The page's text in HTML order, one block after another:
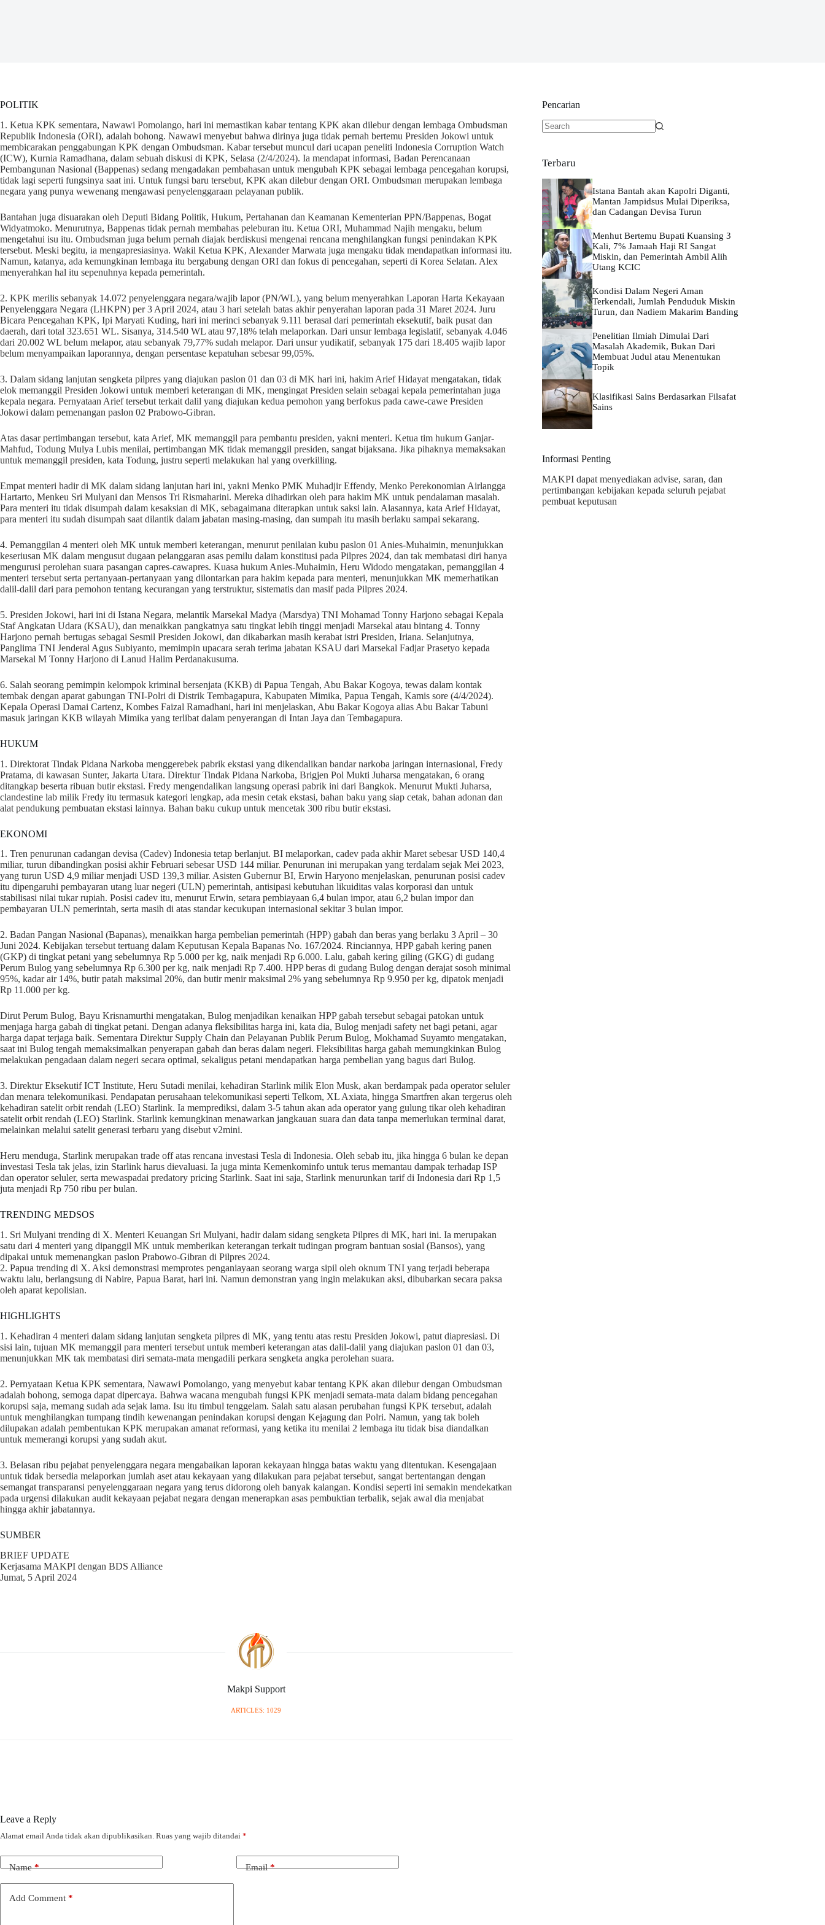
POLITIK
1. Ketua KPK sementara, Nawawi Pomolango, hari ini memastikan kabar tentang KPK akan dilebur dengan lembaga Ombudsman
Republik Indonesia (ORI), adalah bohong. Nawawi menyebut bahwa dirinya juga tidak pernah bertemu Presiden Jokowi untuk
membicarakan penggabungan KPK dengan Ombudsman. Kabar tersebut muncul dari ucapan peneliti Indonesia Corruption Watch
(ICW), Kurnia Ramadhana, dalam sebuah diskusi di KPK, Selasa (2/4/2024). Ia mendapat informasi, Badan Perencanaan
Pembangunan Nasional (Bappenas) sedang mengadakan pembahasan untuk mengubah KPK sebagai lembaga pencegahan korupsi,
tidak lagi seperti fungsinya saat ini. Untuk fungsi baru tersebut, KPK akan dilebur dengan ORI. Ombudsman merupakan lembaga
negara yang punya wewenang mengawasi penyelenggaraan pelayanan publik.
Bantahan juga disuarakan oleh Deputi Bidang Politik, Hukum, Pertahanan dan Keamanan Kementerian PPN/Bappenas, Bogat
Widyatmoko. Menurutnya, Bappenas tidak pernah membahas peleburan itu. Ketua ORI, Muhammad Najih mengaku, belum
mengetahui isu itu. Ombudsman juga belum pernah diajak berdiskusi mengenai rencana menghilangkan fungsi penindakan KPK
tersebut. Meski begitu, ia mengapresiasinya. Wakil Ketua KPK, Alexander Marwata juga mengaku tidak mendapatkan informasi itu.
Namun, katanya, ada kemungkinan lembaga itu bergabung dengan ORI dan fokus di pencegahan, seperti di Korea Selatan. Alex
menyerahkan hal itu sepenuhnya kepada pemerintah.
2. KPK merilis sebanyak 14.072 penyelenggara negara/wajib lapor (PN/WL), yang belum menyerahkan Laporan Harta Kekayaan
Penyelenggara Negara (LHKPN) per 3 April 2024, atau 3 hari setelah batas akhir penyerahan laporan pada 31 Maret 2024. Juru
Bicara Pencegahan KPK, Ipi Maryati Kuding, hari ini merinci sebanyak 9.111 berasal dari pemerintah eksekutif, baik pusat dan
daerah, dari total 323.651 WL. Sisanya, 314.540 WL atau 97,18% telah melaporkan. Dari unsur lembaga legislatif, sebanyak 4.046
dari 20.002 WL belum melapor, atau sebanyak 79,77% sudah melapor. Dari unsur yudikatif, sebanyak 175 dari 18.405 wajib lapor
belum menyampaikan laporannya, dengan persentase kepatuhan sebesar 99,05%.
3. Dalam sidang lanjutan sengketa pilpres yang diajukan paslon 01 dan 03 di MK hari ini, hakim Arief Hidayat mengatakan, tidak
elok memanggil Presiden Jokowi untuk memberi keterangan di MK, mengingat Presiden selain sebagai kepala pemerintahan juga
kepala negara. Pernyataan Arief tersebut terkait dalil yang diajukan kedua pemohon yang berfokus pada cawe-cawe Presiden
Jokowi dalam pemenangan paslon 02 Prabowo-Gibran.
Atas dasar pertimbangan tersebut, kata Arief, MK memanggil para pembantu presiden, yakni menteri. Ketua tim hukum Ganjar-
Mahfud, Todung Mulya Lubis menilai, pertimbangan MK tidak memanggil presiden, sangat bijaksana. Jika pihaknya memaksakan
untuk memanggil presiden, kata Todung, justru seperti melakukan hal yang overkilling.
Empat menteri hadir di MK dalam sidang lanjutan hari ini, yakni Menko PMK Muhadjir Effendy, Menko Perekonomian Airlangga
Hartarto, Menkeu Sri Mulyani dan Mensos Tri Rismaharini. Mereka dihadirkan oleh para hakim MK untuk pendalaman masalah.
Para menteri itu tidak disumpah dalam kesaksian di MK, sebagaimana diterapkan untuk saksi lain. Alasannya, kata Arief Hidayat,
para menteri itu sudah disumpah saat dilantik dalam jabatan masing-masing, dan sumpah itu masih berlaku sampai sekarang.
4. Pemanggilan 4 menteri oleh MK untuk memberi keterangan, menurut penilaian kubu paslon 01 Anies-Muhaimin, menunjukkan
keseriusan MK dalam mengusut dugaan pelanggaran asas pemilu dalam konstitusi pada Pilpres 2024, dan tak membatasi diri hanya
mengurusi perolehan suara pasangan capres-cawapres. Kuasa hukum Anies-Muhaimin, Heru Widodo mengatakan, pemanggilan 4
menteri tersebut serta pertanyaan-pertanyaan yang dilontarkan para hakim kepada para menteri, menunjukkan MK memerhatikan
dalil-dalil dari para pemohon tentang kecurangan yang terstruktur, sistematis dan masif pada Pilpres 2024.
5. Presiden Jokowi, hari ini di Istana Negara, melantik Marsekal Madya (Marsdya) TNI Mohamad Tonny Harjono sebagai Kepala
Staf Angkatan Udara (KSAU), dan menaikkan pangkatnya satu tingkat lebih tinggi menjadi Marsekal atau bintang 4. Tonny
Harjono pernah bertugas sebagai Sesmil Presiden Jokowi, dan dikabarkan masih kerabat istri Presiden, Iriana. Selanjutnya,
Panglima TNI Jenderal Agus Subiyanto, memimpin upacara serah terima jabatan KSAU dari Marsekal Fadjar Prasetyo kepada
Marsekal M Tonny Harjono di Lanud Halim Perdanakusuma.
6. Salah seorang pemimpin kelompok kriminal bersenjata (KKB) di Papua Tengah, Abu Bakar Kogoya, tewas dalam kontak
tembak dengan aparat gabungan TNI-Polri di Distrik Tembagapura, Kabupaten Mimika, Papua Tengah, Kamis sore (4/4/2024).
Kepala Operasi Damai Cartenz, Kombes Faizal Ramadhani, hari ini menjelaskan, Abu Bakar Kogoya alias Abu Bakar Tabuni
masuk jaringan KKB wilayah Mimika yang terlibat dalam penyerangan di Intan Jaya dan Tembagapura.
HUKUM
1. Direktorat Tindak Pidana Narkoba menggerebek pabrik ekstasi yang dikendalikan bandar narkoba jaringan internasional, Fredy
Pratama, di kawasan Sunter, Jakarta Utara. Direktur Tindak Pidana Narkoba, Brigjen Pol Mukti Juharsa mengatakan, 6 orang
ditangkap beserta ribuan butir ekstasi. Fredy mengendalikan langsung operasi pabrik ini dari Bangkok. Menurut Mukti Juharsa,
clandestine lab milik Fredy itu termasuk kategori lengkap, ada mesin cetak ekstasi, bahan baku yang siap cetak, bahan adonan dan
alat pendukung pembuatan ekstasi lainnya. Bahan baku cukup untuk mencetak 300 ribu butir ekstasi.
EKONOMI
1. Tren penurunan cadangan devisa (Cadev) Indonesia tetap berlanjut. BI melaporkan, cadev pada akhir Maret sebesar USD 140,4
miliar, turun dibandingkan posisi akhir Februari sebesar USD 144 miliar. Penurunan ini merupakan yang terdalam sejak Mei 2023,
yang turun USD 4,9 miliar menjadi USD 139,3 miliar. Asisten Gubernur BI, Erwin Haryono menjelaskan, penurunan posisi cadev
itu dipengaruhi pembayaran utang luar negeri (ULN) pemerintah, antisipasi kebutuhan likuiditas valas korporasi dan untuk
stabilisasi nilai tukar rupiah. Posisi cadev itu, menurut Erwin, setara pembiayaan 6,4 bulan impor, atau 6,2 bulan impor dan
pembayaran ULN pemerintah, serta masih di atas standar kecukupan internasional sekitar 3 bulan impor.
2. Badan Pangan Nasional (Bapanas), menaikkan harga pembelian pemerintah (HPP) gabah dan beras yang berlaku 3 April – 30
Juni 2024. Kebijakan tersebut tertuang dalam Keputusan Kepala Bapanas No. 167/2024. Rinciannya, HPP gabah kering panen
(GKP) di tingkat petani yang sebelumnya Rp 5.000 per kg, naik menjadi Rp 6.000. Lalu, gabah kering giling (GKG) di gudang
Perum Bulog yang sebelumnya Rp 6.300 per kg, naik menjadi Rp 7.400. HPP beras di gudang Bulog dengan derajat sosoh minimal
95%, kadar air 14%, butir patah maksimal 20%, dan butir menir maksimal 2% yang sebelumnya Rp 9.950 per kg, dipatok menjadi
Rp 11.000 per kg.
Dirut Perum Bulog, Bayu Krisnamurthi mengatakan, Bulog menjadikan kenaikan HPP gabah tersebut sebagai patokan untuk
menjaga harga gabah di tingkat petani. Dengan adanya fleksibilitas harga ini, kata dia, Bulog menjadi safety net bagi petani, agar
harga dapat terjaga baik. Sementara Direktur Supply Chain dan Pelayanan Publik Perum Bulog, Mokhamad Suyamto mengatakan,
saat ini Bulog tengah memaksimalkan penyerapan gabah dan beras dalam negeri. Fleksibilitas harga gabah memungkinkan Bulog
melakukan pengadaan dalam negeri secara optimal, sekaligus petani mendapatkan harga pembelian yang bagus dari Bulog.
3. Direktur Eksekutif ICT Institute, Heru Sutadi menilai, kehadiran Starlink milik Elon Musk, akan berdampak pada operator seluler
dan menara telekomunikasi. Pendapatan perusahaan telekomunikasi seperti Telkom, XL Axiata, hingga Smartfren akan tergerus oleh
kehadiran satelit orbit rendah (LEO) Starlink. Ia memprediksi, dalam 3-5 tahun akan ada operator yang gulung tikar oleh kehadiran
satelit orbit rendah (LEO) Starlink. Starlink kemungkinan menawarkan jangkauan suara dan data tanpa memerlukan terminal darat,
melainkan melalui satelit generasi terbaru yang disebut v2mini.
Heru menduga, Starlink merupakan trade off atas rencana investasi Tesla di Indonesia. Oleh sebab itu, jika hingga 6 bulan ke depan
investasi Tesla tak jelas, izin Starlink harus dievaluasi. Ia juga minta Kemenkominfo untuk terus memantau dampak terhadap ISP
dan operator seluler, serta mewaspadai predatory pricing Starlink. Saat ini saja, Starlink menurunkan tarif di Indonesia dari Rp 1,5
juta menjadi Rp 750 ribu per bulan.
TRENDING MEDSOS
1. Sri Mulyani trending di X. Menteri Keuangan Sri Mulyani, hadir dalam sidang sengketa Pilpres di MK, hari ini. Ia merupakan
satu dari 4 menteri yang dipanggil MK untuk memberikan keterangan terkait tudingan program bantuan sosial (Bansos), yang
dipakai untuk memenangkan paslon Prabowo-Gibran di Pilpres 2024.
2. Papua trending di X. Aksi demonstrasi memprotes penganiayaan seorang warga sipil oleh oknum TNI yang terjadi beberapa
waktu lalu, berlangsung di Nabire, Papua Barat, hari ini. Namun demonstran yang ingin melakukan aksi, dibubarkan secara paksa
oleh aparat kepolisian.
HIGHLIGHTS
1. Kehadiran 4 menteri dalam sidang lanjutan sengketa pilpres di MK, yang tentu atas restu Presiden Jokowi, patut diapresiasi. Di
sisi lain, tujuan MK memanggil para menteri tersebut untuk memberi keterangan atas dalil-dalil yang diajukan paslon 01 dan 03,
menunjukkan MK tak membatasi diri semata-mata mengadili perkara sengketa angka perolehan suara.
2. Pernyataan Ketua KPK sementara, Nawawi Pomolango, yang menyebut kabar tentang KPK akan dilebur dengan Ombudsman
adalah bohong, semoga dapat dipercaya. Bahwa wacana mengubah fungsi KPK menjadi semata-mata dalam bidang pencegahan
korupsi saja, memang sudah ada sejak lama. Isu itu timbul tenggelam. Salah satu alasan perubahan fungsi KPK tersebut, adalah
untuk menghilangkan tumpang tindih kewenangan penindakan korupsi dengan Kejagung dan Polri. Namun, yang tak boleh
dilupakan adalah pembentukan KPK merupakan amanat reformasi, yang ketika itu menilai 2 lembaga itu tidak bisa diandalkan
untuk memerangi korupsi yang sudah akut.
3. Belasan ribu pejabat penyelenggara negara mengabaikan laporan kekayaan hingga batas waktu yang ditentukan. Kesengajaan
untuk tidak bersedia melaporkan jumlah aset atau kekayaan yang dilakukan para pejabat tersebut, sangat bertentangan dengan
semangat transparansi penyelenggaraan negara yang terus didorong oleh banyak kalangan. Kondisi seperti ini semakin mendekatkan
pada urgensi dilakukan audit kekayaan pejabat negara dengan menerapkan asas pembuktian terbalik, sejak awal dia menjabat
hingga akhir jabatannya.
SUMBER
BRIEF UPDATE
Kerjasama MAKPI dengan BDS Alliance
Jumat, 5 April 2024
Makpi Support
ARTICLES: 1029
Pencarian
Terbaru
Istana Bantah akan Kapolri Diganti,
Mantan Jampidsus Mulai Diperiksa,
dan Cadangan Devisa Turun
Menhut Bertemu Bupati Kuansing 3
Kali, 7% Jamaah Haji RI Sangat
Miskin, dan Pemerintah Ambil Alih
Utang KCIC
Kondisi Dalam Negeri Aman
Terkendali, Jumlah Penduduk Miskin
Turun, dan Nadiem Makarim Banding
Penelitian Ilmiah Dimulai Dari
Masalah Akademik, Bukan Dari
Membuat Judul atau Menentukan
Topik
Klasifikasi Sains Berdasarkan Filsafat
Sains
Informasi Penting
MAKPI dapat menyediakan advise, saran, dan
pertimbangan kebijakan kepada seluruh pejabat
pembuat keputusan
Leave a Reply
Alamat email Anda tidak akan dipublikasikan. Ruas yang wajib ditandai *
Name* Email*
Add Comment *